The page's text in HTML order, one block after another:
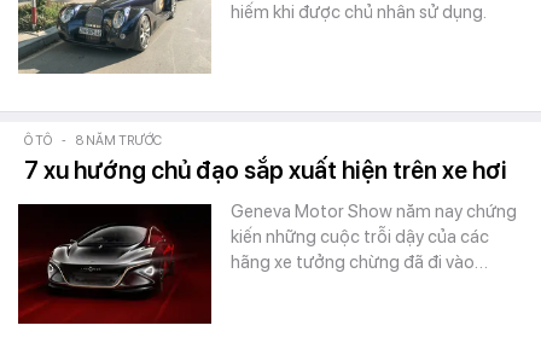
hiếm khi được chủ nhân sử dụng.
Ô TÔ - 8 NĂM TRƯỚC
7 xu hướng chủ đạo sắp xuất hiện trên xe hơi
Geneva Motor Show năm nay chứng
kiến những cuộc trỗi dậy của các
hãng xe tưởng chừng đã đi vào…